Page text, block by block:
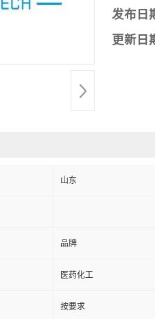
发布日
更新日
山东
品牌
医药化工
按要求